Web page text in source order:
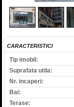
CARACTERISTICI
Tip imobil:
Suprafata utila:
Nr. incaperi:
Bai:
Terase: